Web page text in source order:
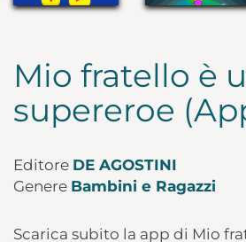
Mio fratello è
supereroe
Editore DE AGOSTINI
Genere Bambini e Ragazzi
Scarica subito la app di Mio